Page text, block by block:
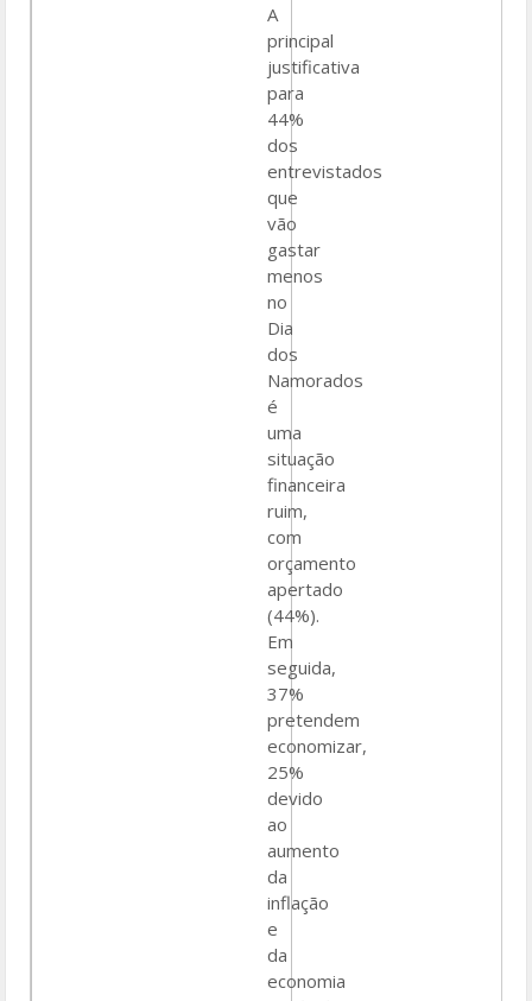
A
principal
justificativa
para
44%
dos
entrevistados
que
vão
gastar
menos
no
Dia
dos
Namorados
é
uma
situação
financeira
ruim,
com
orçamento
apertado
(44%).
Em
seguida,
37%
pretendem
economizar,
25%
devido
ao
aumento
da
inflação
e
da
economia